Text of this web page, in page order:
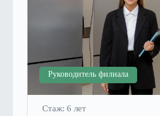
Руководитель филиала
Стаж: 6 лет